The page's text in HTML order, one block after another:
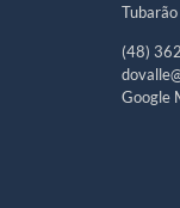
(48)
Google